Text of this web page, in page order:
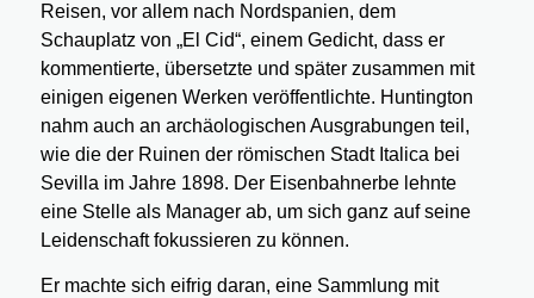
Reisen, vor allem nach Nordspanien, dem
Schauplatz von „El Cid“, einem Gedicht, dass er
kommentierte, übersetzte und später zusammen mit
einigen eigenen Werken veröffentlichte. Huntington
nahm auch an archäologischen Ausgrabungen teil,
wie die der Ruinen der römischen Stadt Italica bei
Sevilla im Jahre 1898. Der Eisenbahnerbe lehnte
eine Stelle als Manager ab, um sich ganz auf seine
Leidenschaft fokussieren zu können.
Er machte sich eifrig daran, eine Sammlung mit